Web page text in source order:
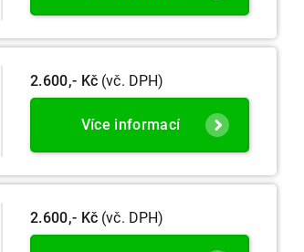
2.600,- Kč (vč. DPH)
Více informací
2.600,- Kč (vč. DPH)